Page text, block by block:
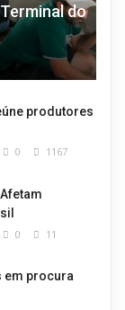
do
produtores
0 1167
0 11
em procura